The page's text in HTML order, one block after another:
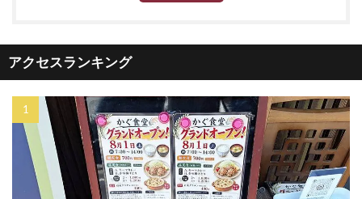
アクセスランキング